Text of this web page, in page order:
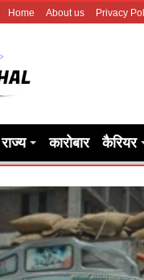
Home About us Privacy
राज्य कारोबार कैरियर